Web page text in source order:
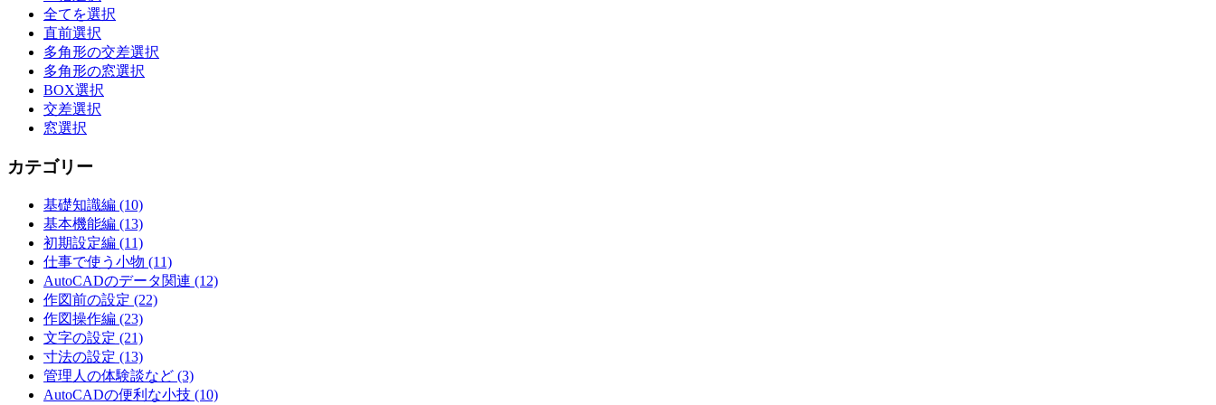
全てを選択
直前選択
多角形の交差選択
多角形の窓選択
BOX選択
交差選択
窓選択
カテゴリー
基礎知識編 (10)
基本機能編 (13)
初期設定編 (11)
仕事で使う小物 (11)
AutoCADのデータ関連 (12)
作図前の設定 (22)
作図操作編 (23)
文字の設定 (21)
寸法の設定 (13)
管理人の体験談など (3)
AutoCADの便利な小技 (10)